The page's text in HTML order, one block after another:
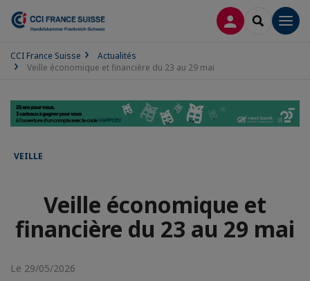
CONNEXION
CCI France Suisse
Actualités
Veille économique et financière du 23 au 29 mai
VEILLE
Veille économique et
financière du 23 au 29 mai
Le 29/05/2026